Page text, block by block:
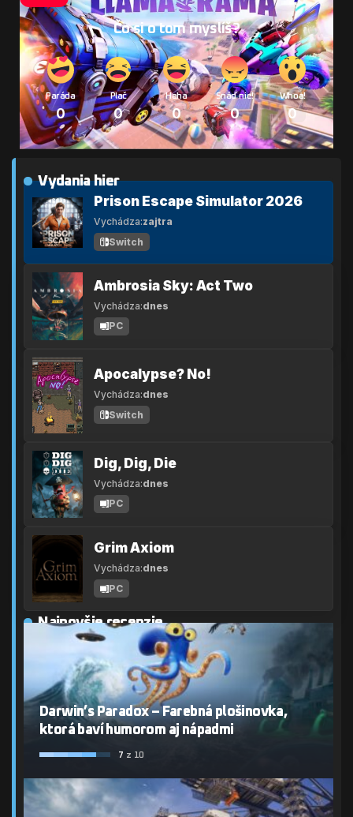
Čo si o tom myslíš?
Paráda
0
Plač
0
Haha
0
Snáď nie!
0
Whoa!
0
Vydania hier
Prison Escape Simulator 2026
Vychádza:zajtra
Switch
Ambrosia Sky: Act Two
Vychádza:dnes
PC
Apocalypse? No!
Vychádza:dnes
Switch
Dig, Dig, Die
Vychádza:dnes
PC
Grim Axiom
Vychádza:dnes
PC
Najnovšie recenzie
Darwin’s Paradox – Farebná plošinovka,
ktorá baví humorom aj nápadmi
7 z 10